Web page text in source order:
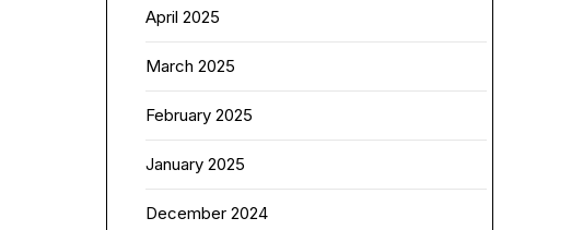
April 2025
March 2025
February 2025
January 2025
December 2024